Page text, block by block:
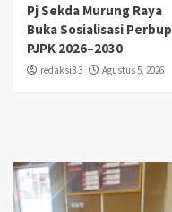
Pj Sekda Murung Raya
Buka Sosialisasi Perbup
PJPK 2026–2030
redaksi3 3 Agustus 5, 2026